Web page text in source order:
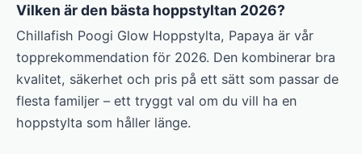
Vilken är den bästa hoppstyltan 2026?
Chillafish Poogi Glow Hoppstylta, Papaya är vår
topprekommendation för 2026. Den kombinerar bra
kvalitet, säkerhet och pris på ett sätt som passar de
flesta familjer – ett tryggt val om du vill ha en
hoppstylta som håller länge.